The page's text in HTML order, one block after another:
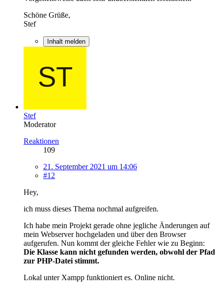
Schöne Grüße,
Stef
Inhalt melden
Stef
Moderator
Reaktionen
109
21. September 2021 um 14:06
#12
Hey,
ich muss dieses Thema nochmal aufgreifen.
Ich habe mein Projekt gerade ohne jegliche Änderungen auf
mein Webserver hochgeladen und über den Browser
aufgerufen. Nun kommt der gleiche Fehler wie zu Beginn:
Die Klasse kann nicht gefunden werden, obwohl der Pfad
zur PHP-Datei stimmt.
Lokal unter Xampp funktioniert es. Online nicht.